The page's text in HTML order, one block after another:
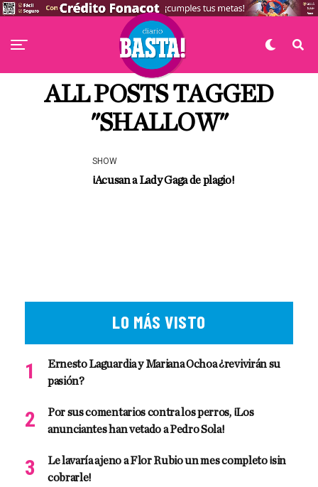
ALL POSTS TAGGED
"SHALLOW"
SHOW
¡Acusan a Lady Gaga de plagio!
LO MÁS VISTO
Ernesto Laguardia y Mariana Ochoa ¿revivirán su
pasión?
Por sus comentarios contra los perros, ¡Los
anunciantes han vetado a Pedro Sola!
Le lavaría ajeno a Flor Rubio un mes completo ¡sin
cobrarle!